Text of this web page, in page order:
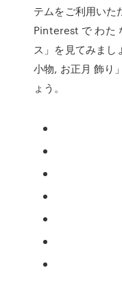
テムをご利用い
Pinterest で わた
ス」を見てみまし
小物, お正月 飾り
ょう。